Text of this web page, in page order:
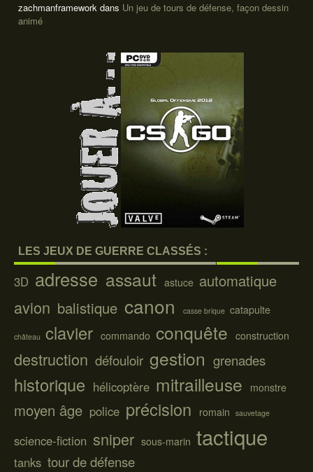
zachmanframework dans Un jeu de tours de défense, façon dessin
animé
LES JEUX DE GUERRE CLASSÉS :
3D adresse assaut astuce automatique
avion balistique canon casse brique catapulte
château clavier commando conquête construction
destruction défouloir gestion grenades
historique hélicoptère mitrailleuse monstre
moyen âge police précision romain sauvetage
science-fiction sniper sous-marin tactique
tanks tour de défense